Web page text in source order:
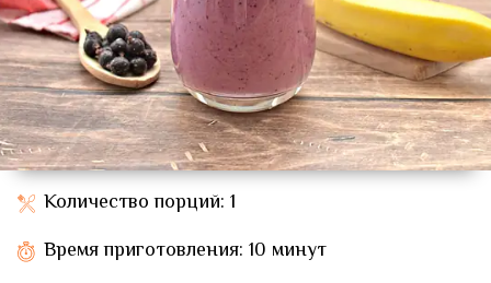
Количество порций: 1
Время приготовления: 10 минут